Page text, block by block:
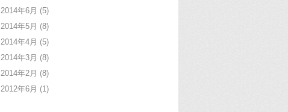
2014年6月 (5)
2014年5月 (8)
2014年4月 (5)
2014年3月 (8)
2014年2月 (8)
2012年6月 (1)